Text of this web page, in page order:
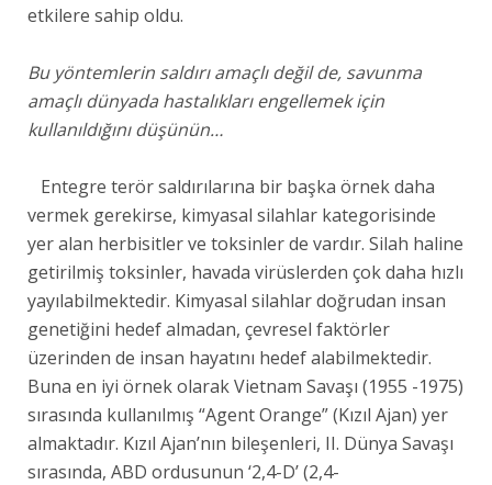
etkilere sahip oldu.
Bu yöntemlerin saldırı amaçlı değil de, savunma
amaçlı dünyada hastalıkları engellemek için
kullanıldığını düşünün…
Entegre terör saldırılarına bir başka örnek daha
vermek gerekirse, kimyasal silahlar kategorisinde
yer alan herbisitler ve toksinler de vardır. Silah haline
getirilmiş toksinler, havada virüslerden çok daha hızlı
yayılabilmektedir. Kimyasal silahlar doğrudan insan
genetiğini hedef almadan, çevresel faktörler
üzerinden de insan hayatını hedef alabilmektedir.
Buna en iyi örnek olarak Vietnam Savaşı (1955 -1975)
sırasında kullanılmış “Agent Orange” (Kızıl Ajan) yer
almaktadır. Kızıl Ajan’nın bileşenleri, II. Dünya Savaşı
sırasında, ABD ordusunun ‘2,4-D’ (2,4-